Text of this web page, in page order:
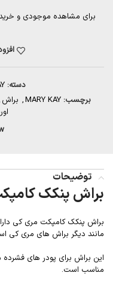
برای مشاهده موجودی و
دسته:
برچسب: MARY KAY
, براش
توضیحات
براش پنکک
براش پنکک کامپکت مری کی
مانند دیگر براش های مری کی
این براش برای پودر های
مناسب است.